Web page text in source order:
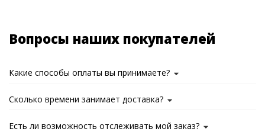
Вопросы наших покупателей
Какие способы оплаты вы принимаете?
Сколько времени занимает доставка?
Есть ли возможность отслеживать мой заказ?